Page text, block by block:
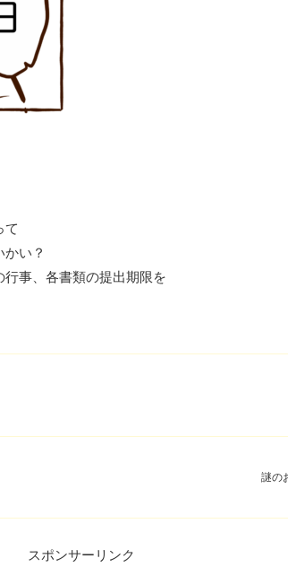
て
い？
事、各書類の提出期限を
謎の
スポンサーリンク